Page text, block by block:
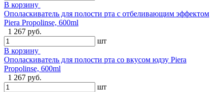
В корзину
Ополаскиватель для полости рта с отбеливающим эффектом
Piera Propolinse, 600ml
1 267 руб.
шт
В корзину
Ополаскиватель для полости рта со вкусом юдзу Piera
Propolinse, 600ml
1 267 руб.
шт